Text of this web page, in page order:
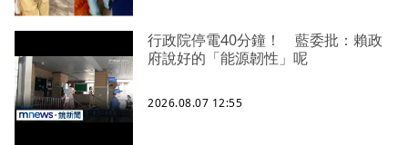
行政院停電40分鐘！ 藍委批：賴政
府說好的「能源韌性」呢
2026.08.07 12:55